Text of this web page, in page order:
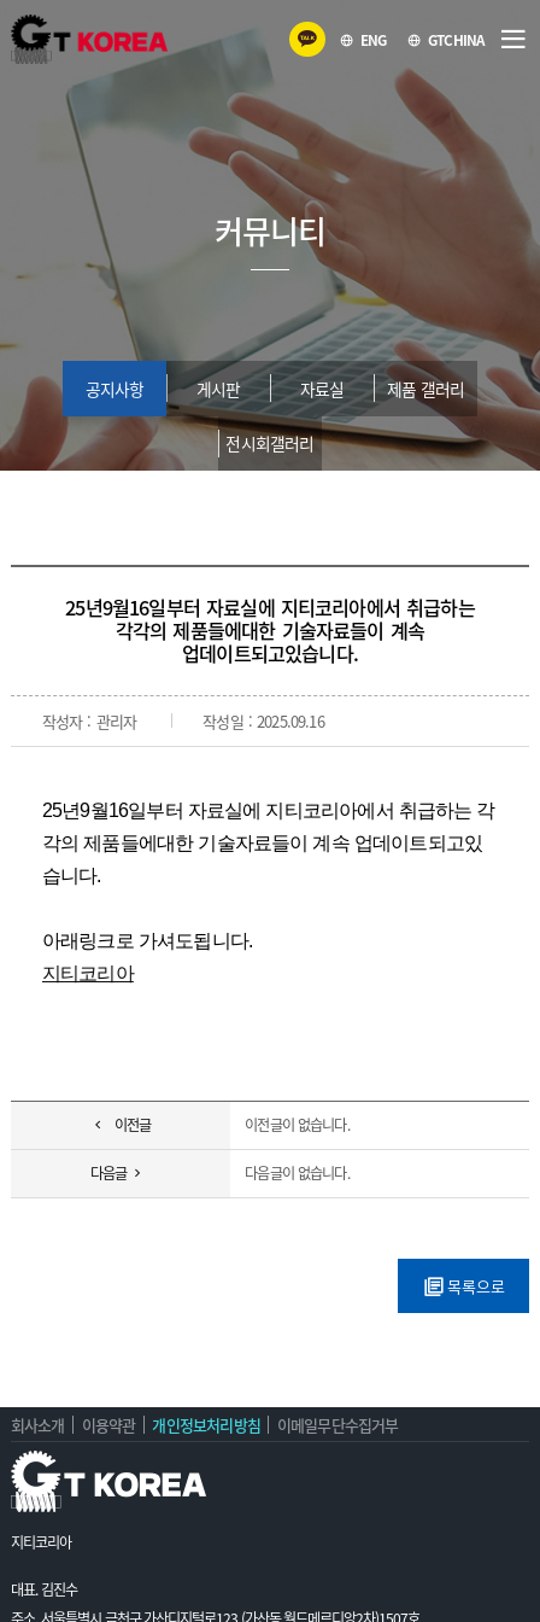
ENG GTCHINA
커뮤니티
공지사항 게시판 자료실 제품 갤러리
전시회갤러리
25년9월16일부터 자료실에 지티코리아에서 취급하는
각각의 제품들에대한 기술자료들이 계속
업데이트되고있습니다.
작성자 : 관리자 작성일 : 2025.09.16
25년9월16일부터 자료실에 지티코리아에서 취급하는 각
각의 제품들에대한 기술자료들이 계속 업데이트되고있
습니다.
아래링크로 가셔도됩니다.
지티코리아
이전글 이전글이 없습니다.
다음글 다음글이 없습니다.
목록으로
회사소개 이용약관 개인정보처리방침 이메일무단수집거부
지티코리아
대표. 김진수